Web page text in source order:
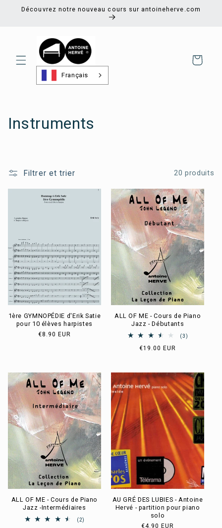
passer
Découvrez notre nouveau cours sur antoineherve.com
Français
Panier
C
c
t
i
o
n
:
Instruments
Filtrer et trier 20 produits
1ère GYMNOPÉDIE d'Erik Satie
pour 10 élèves harpistes
Prix
€8.90 EUR
ALL OF ME - Cours de Piano
Jazz - Débutants
(3)
Prix
€19.00 EUR
ALL OF ME - Cours de Piano
Jazz -Intermédiaires
(2)
AU GRÉ DES LUBIES - Antoine
Hervé - partition pour piano
solo
Prix
€4.90 EUR